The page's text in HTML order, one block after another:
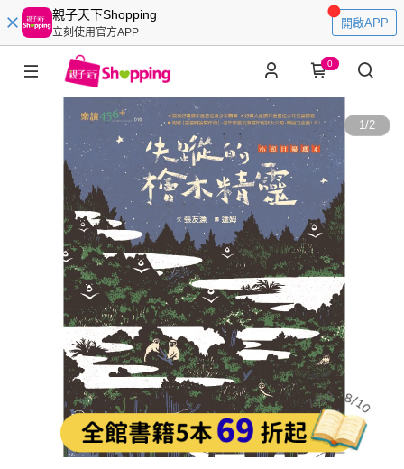
親子天下Shopping
立刻使用官方APP
開啟APP
0
1/2